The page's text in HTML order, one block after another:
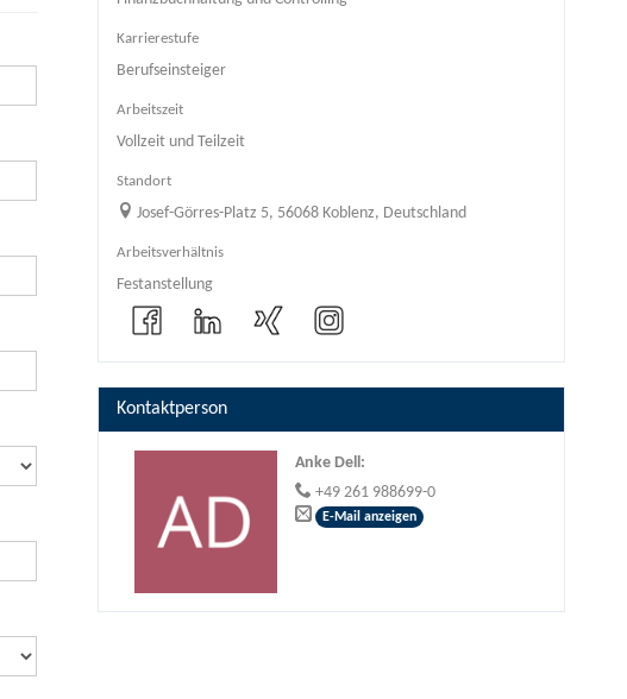
Karrierestufe
Berufseinsteiger
Arbeitszeit
Vollzeit und Teilzeit
Standort
Josef-Görres-Platz 5, 56068 Koblenz, Deutschland
Arbeitsverhältnis
Festanstellung
Kontaktperson
Anke Dell:
+49 261 988699-0
E-Mail anzeigen